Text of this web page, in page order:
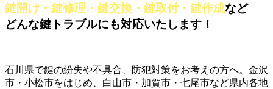
鍵開け・鍵修理・鍵交換・鍵取付・鍵作成など
どんな鍵トラブルにも対応いたします！
石川県で鍵の紛失や不具合、防犯対策をお考えの方へ。金沢
市・小松市をはじめ、白山市・加賀市・七尾市など県内各地